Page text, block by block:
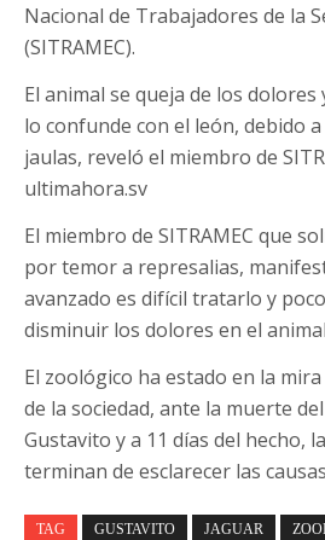
Nacional de Trabajadores de la
(SITRAMEC).
El animal se queja de los
lo confunde con el león, debido
jaulas, reveló el miembro de
ultimahora.sv
El miembro de SITRAMEC que
por temor a represalias,
avanzado es difícil tratarlo y
disminuir los dolores en el
El zoológico ha estado en la
de la sociedad, ante la muerte
Gustavito y a 11 días del hecho,
terminan de esclarecer las
TAG GUSTAVITO JAGUAR